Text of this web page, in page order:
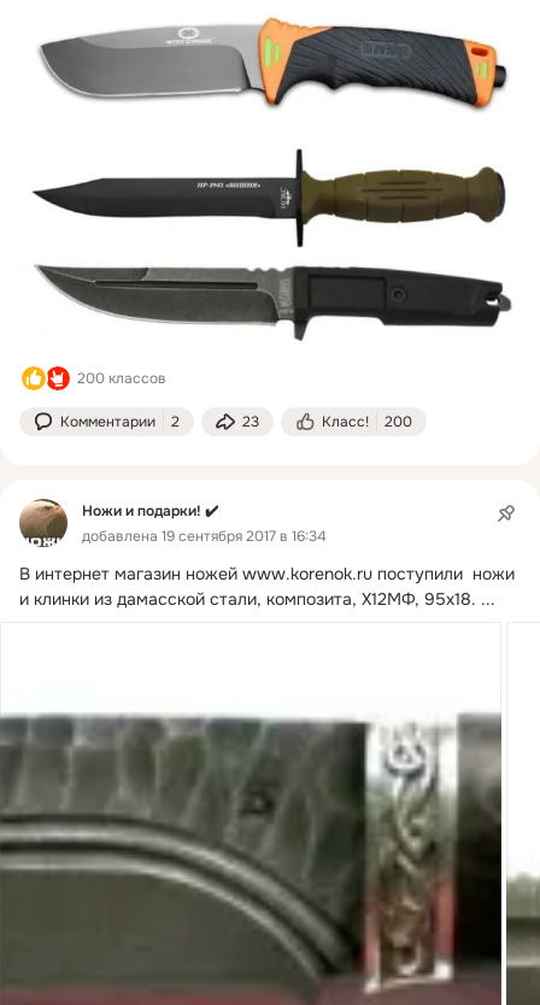
200 классов
Комментарии 2 23 Класс! 200
Ножи и подарки! ✔️
добавлена 19 сентября 2017 в 16:34
В интернет магазин ножей www.korenok.ru поступили  ножи
и клинки из дамасской стали, композита, Х12МФ, 95х18. ...